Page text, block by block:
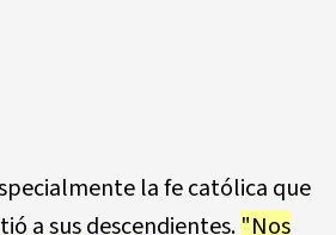
la fe católica que
a sus descendientes. "Nos